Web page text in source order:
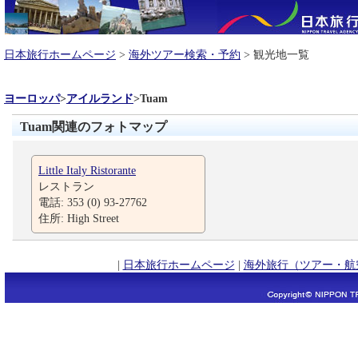
日本旅行ホームページ > 海外ツアー検索・予約 > 観光地一覧
ヨーロッパ>アイルランド>Tuam
Tuam関連のフォトマップ
Little Italy Ristorante
レストラン
電話: 353 (0) 93-27762
住所: High Street
| 日本旅行ホームページ | 海外旅行（ツアー・航